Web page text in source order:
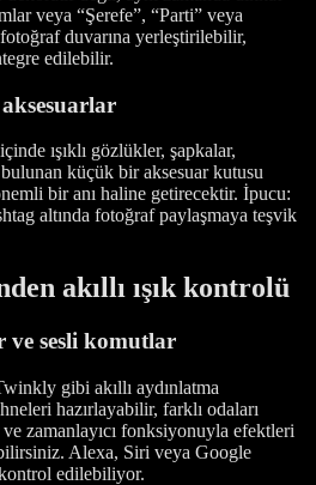
veya “Şerefe”, “Parti” veya
duvarına yerleştirilebilir,
edilebilir.
aksesuarlar
ışıklı gözlükler, şapkalar,
küçük bir aksesuar kutusu
bir anı haline getirecektir. İpucu:
altında fotoğraf paylaşmaya teşvik
akıllı ışık kontrolü
ve sesli komutlar
gibi akıllı aydınlatma
hazırlayabilir, farklı odaları
zamanlayıcı fonksiyonuyla efektleri
Alexa, Siri veya Google
edilebiliyor.